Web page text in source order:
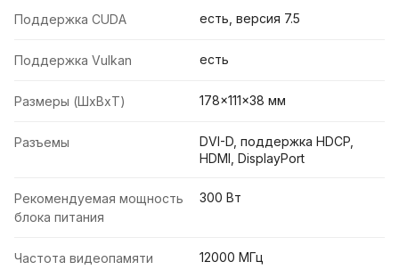
Поддержка CUDA есть, версия 7.5
Поддержка Vulkan есть
Размеры (ШxВxТ) 178x111x38 мм
Разъемы
DVI-D, поддержка HDCP,
HDMI, DisplayPort
Рекомендуемая мощность
блока питания
300 Вт
Частота видеопамяти 12000 МГц